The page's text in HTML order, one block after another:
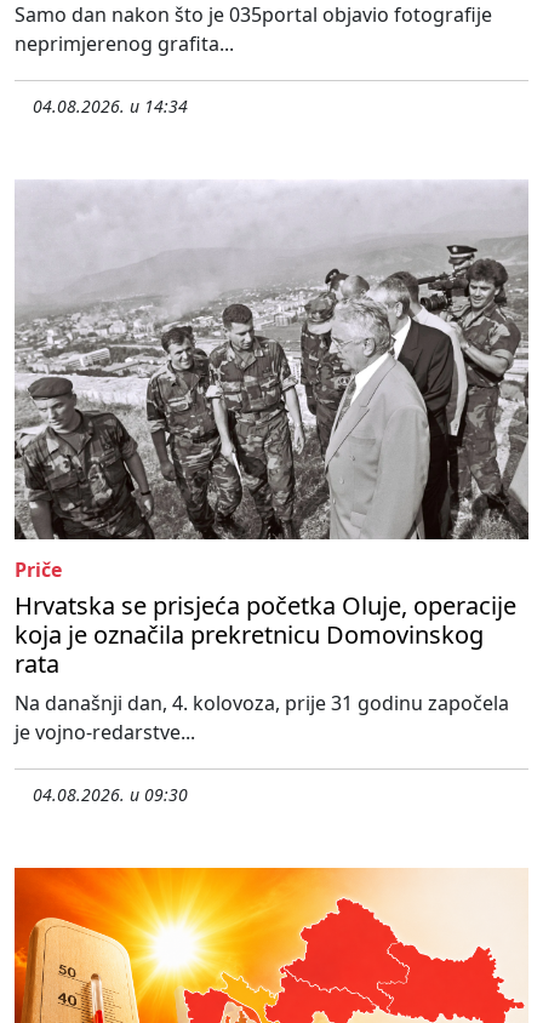
Samo dan nakon što je 035portal objavio fotografije
neprimjerenog grafita...
04.08.2026. u 14:34
Priče
Hrvatska se prisjeća početka Oluje, operacije
koja je označila prekretnicu Domovinskog
rata
Na današnji dan, 4. kolovoza, prije 31 godinu započela
je vojno-redarstve...
04.08.2026. u 09:30